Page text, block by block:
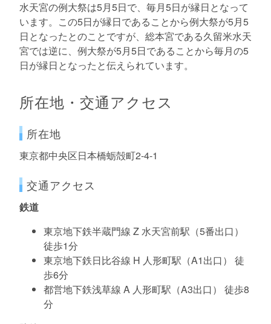
水天宮の例大祭は5月5日で、毎月5日が縁日となって
います。この5日が縁日であることから例大祭が5月5
日となったとのことですが、総本宮である久留米水天
宮では逆に、例大祭が5月5日であることから毎月の5
日が縁日となったと伝えられています。
所在地・交通アクセス
所在地
東京都中央区日本橋蛎殻町2-4-1
交通アクセス
鉄道
東京地下鉄半蔵門線 Z 水天宮前駅（5番出口）
徒歩1分
東京地下鉄日比谷線 H 人形町駅（A1出口） 徒
歩6分
都営地下鉄浅草線 A 人形町駅（A3出口） 徒歩8
分